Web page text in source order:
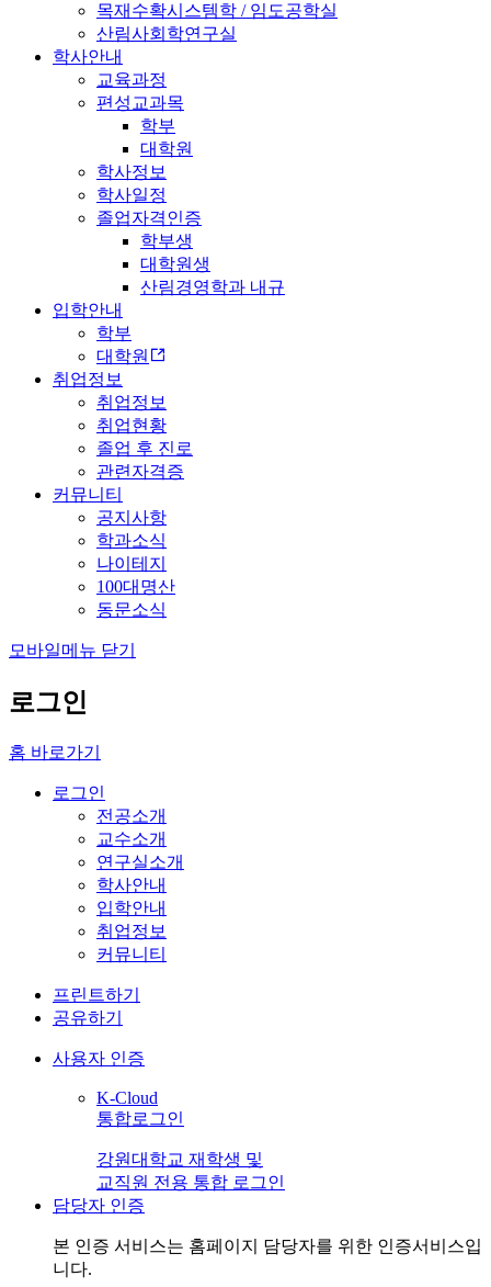
목재수확시스템학 / 임도공학실
산림사회학연구실
학사안내
교육과정
편성교과목
학부
대학원
학사정보
학사일정
졸업자격인증
학부생
대학원생
산림경영학과 내규
입학안내
학부
대학원
취업정보
취업정보
취업현황
졸업 후 진로
관련자격증
커뮤니티
공지사항
학과소식
나이테지
100대명산
동문소식
모바일메뉴 닫기
로그인
홈 바로가기
로그인
전공소개
교수소개
연구실소개
학사안내
입학안내
취업정보
커뮤니티
프린트하기
공유하기
사용자 인증
K-Cloud
통합로그인
강원대학교 재학생 및
교직원 전용 통합 로그인
담당자 인증
본 인증 서비스는 홈페이지 담당자를 위한 인증서비스입
니다.